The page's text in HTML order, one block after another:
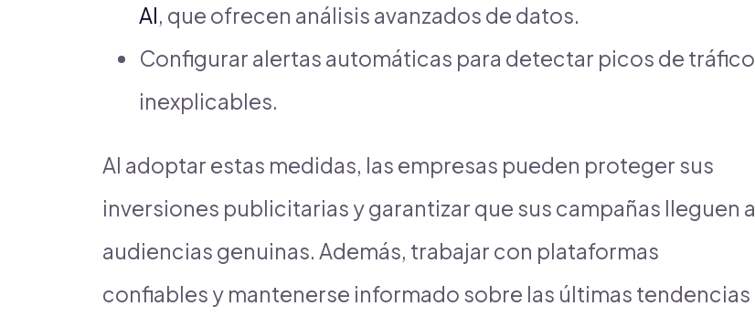
AI, que ofrecen análisis avanzados de datos.
Configurar alertas automáticas para detectar picos de tráfico
inexplicables.
Al adoptar estas medidas, las empresas pueden proteger sus
inversiones publicitarias y garantizar que sus campañas lleguen a
audiencias genuinas. Además, trabajar con plataformas
confiables y mantenerse informado sobre las últimas tendencias